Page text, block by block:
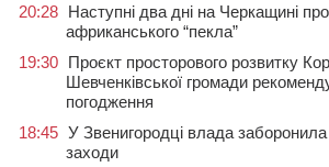
20:28 Наступні два дні на Черкащині
африканського “пекла”
19:30 Проєкт просторового розвитку
Шевченківської громади
погодження
18:45 У Звенигородці влада
заходи